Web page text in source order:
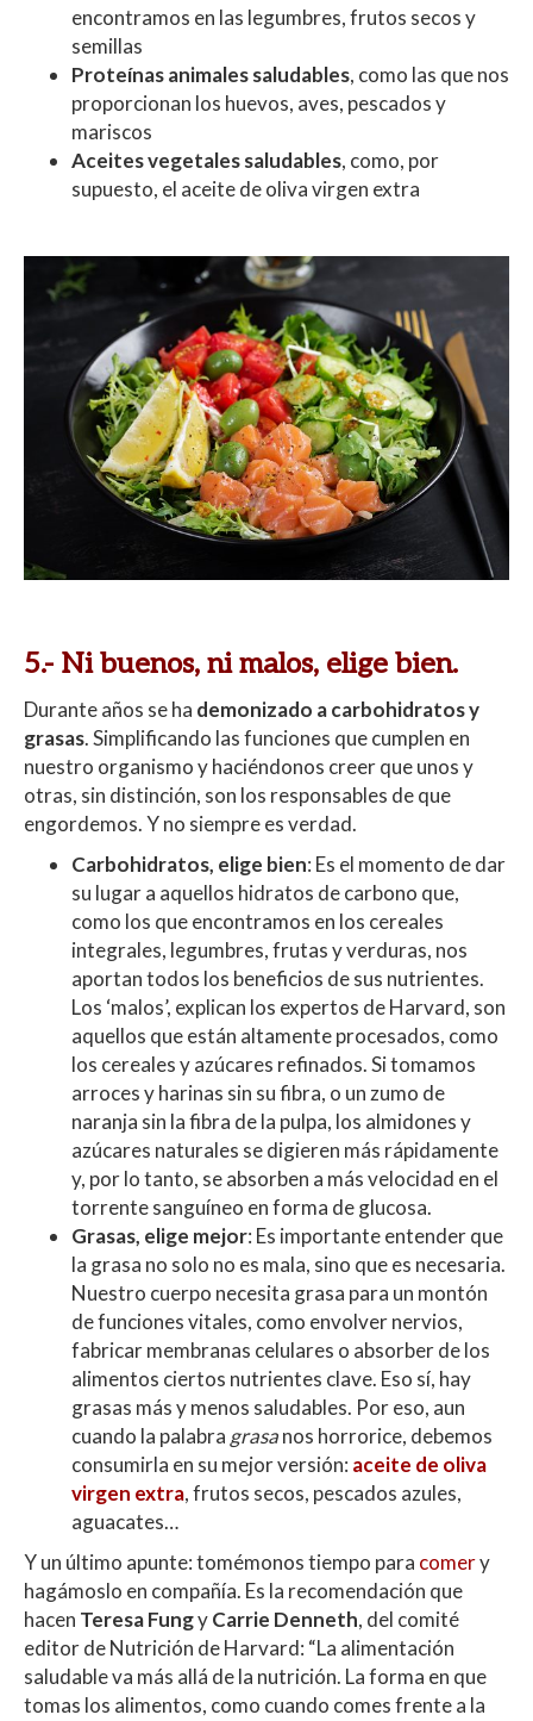
encontramos en las legumbres, frutos secos y
semillas
Proteínas animales saludables, como las que nos
proporcionan los huevos, aves, pescados y
mariscos
Aceites vegetales saludables, como, por
supuesto, el aceite de oliva virgen extra
5.- Ni buenos, ni malos, elige bien.
Durante años se ha demonizado a carbohidratos y
grasas. Simplificando las funciones que cumplen en
nuestro organismo y haciéndonos creer que unos y
otras, sin distinción, son los responsables de que
engordemos. Y no siempre es verdad.
Carbohidratos, elige bien: Es el momento de dar
su lugar a aquellos hidratos de carbono que,
como los que encontramos en los cereales
integrales, legumbres, frutas y verduras, nos
aportan todos los beneficios de sus nutrientes.
Los ‘malos’, explican los expertos de Harvard, son
aquellos que están altamente procesados, como
los cereales y azúcares refinados. Si tomamos
arroces y harinas sin su fibra, o un zumo de
naranja sin la fibra de la pulpa, los almidones y
azúcares naturales se digieren más rápidamente
y, por lo tanto, se absorben a más velocidad en el
torrente sanguíneo en forma de glucosa.
Grasas, elige mejor: Es importante entender que
la grasa no solo no es mala, sino que es necesaria.
Nuestro cuerpo necesita grasa para un montón
de funciones vitales, como envolver nervios,
fabricar membranas celulares o absorber de los
alimentos ciertos nutrientes clave. Eso sí, hay
grasas más y menos saludables. Por eso, aun
cuando la palabra grasanos horrorice, debemos
consumirla en su mejor versión: aceite de oliva
virgen extra, frutos secos, pescados azules,
aguacates…
Y un último apunte: tomémonos tiempo para comery
hagámoslo en compañía. Es la recomendación que
hacen Teresa FungyCarrie Denneth, del comité
editor de Nutrición de Harvard: “La alimentación
saludable va más allá de la nutrición. La forma en que
tomas los alimentos, como cuando comes frente a la